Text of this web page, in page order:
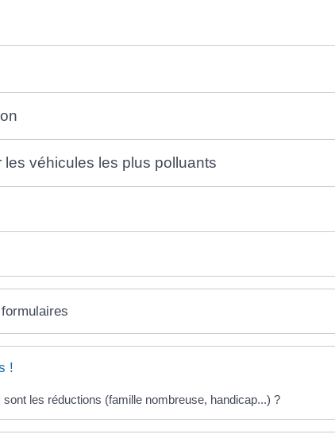
les véhicules les plus polluants
!
sont les réductions (famille nombreuse, handicap...) ?